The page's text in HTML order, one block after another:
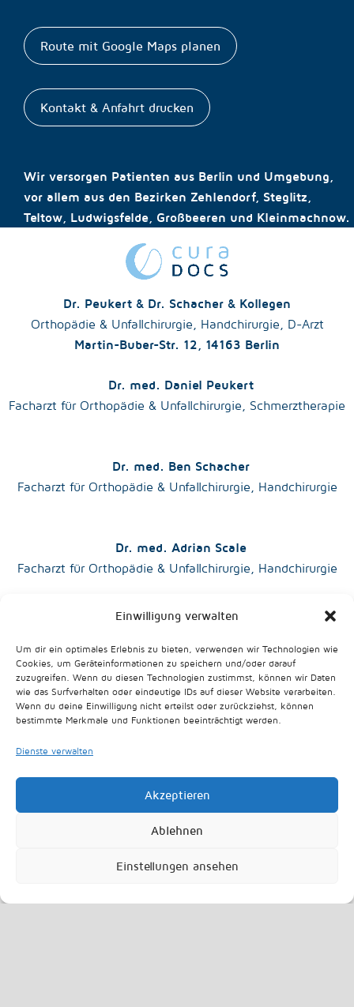
Einwilligung verwalten
Um dir ein optimales Erlebnis zu bieten, verwenden wir Technologien wie
Cookies, um Geräteinformationen zu speichern und/oder darauf
zuzugreifen. Wenn du diesen Technologien zustimmst, können wir Daten
wie das Surfverhalten oder eindeutige IDs auf dieser Website verarbeiten.
Wenn du deine Einwilligung nicht erteilst oder zurückziehst, können
bestimmte Merkmale und Funktionen beeinträchtigt werden.
Dienste verwalten
Akzeptieren
Ablehnen
Einstellungen ansehen
Route mit Google Maps planen
Kontakt & Anfahrt drucken
Wir versorgen Patienten aus Berlin und Umgebung,
vor allem aus den Bezirken Zehlendorf, Steglitz,
Teltow, Ludwigsfelde, Großbeeren und Kleinmachnow.
Dr. Peukert & Dr. Schacher & Kollegen
Orthopädie & Unfallchirurgie, Handchirurgie, D-Arzt
Martin-Buber-Str. 12, 14163 Berlin
Dr. med. Daniel Peukert
Facharzt für Orthopädie & Unfallchirurgie, Schmerztherapie
Dr. med. Ben Schacher
Facharzt für Orthopädie & Unfallchirurgie, Handchirurgie
Dr. med. Adrian Scale
Facharzt für Orthopädie & Unfallchirurgie, Handchirurgie
Fachärztin für Orthopädie & Unfallchirurgie, Handchirurgie
Ausgezeichnet mit dem Expertenzertifikat der deutschen Gesellschaft für
Handchirurgie